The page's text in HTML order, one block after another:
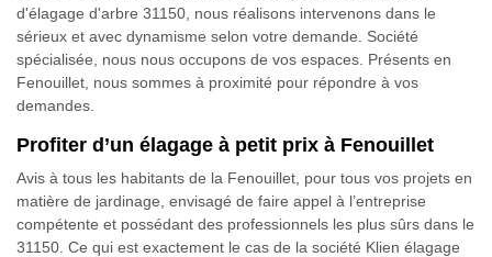
d'élagage d'arbre 31150, nous réalisons intervenons dans le
sérieux et avec dynamisme selon votre demande. Société
spécialisée, nous nous occupons de vos espaces. Présents en
Fenouillet, nous sommes à proximité pour répondre à vos
demandes.
Profiter d’un élagage à petit prix à Fenouillet
Avis à tous les habitants de la Fenouillet, pour tous vos projets en
matière de jardinage, envisagé de faire appel à l’entreprise
compétente et possédant des professionnels les plus sûrs dans le
31150. Ce qui est exactement le cas de la société Klien élagage